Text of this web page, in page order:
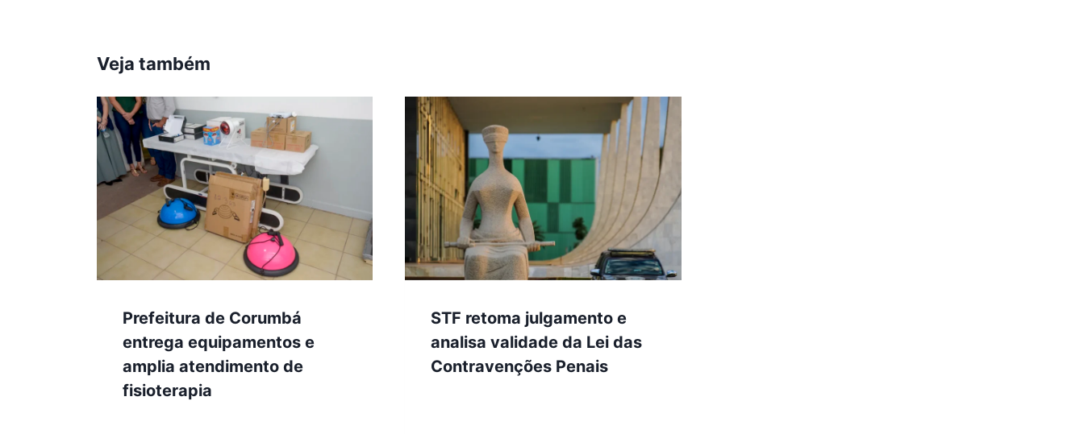
Veja também
Prefeitura de Corumbá
entrega equipamentos e
amplia atendimento de
fisioterapia
STF retoma julgamento e
analisa validade da Lei das
Contravenções Penais